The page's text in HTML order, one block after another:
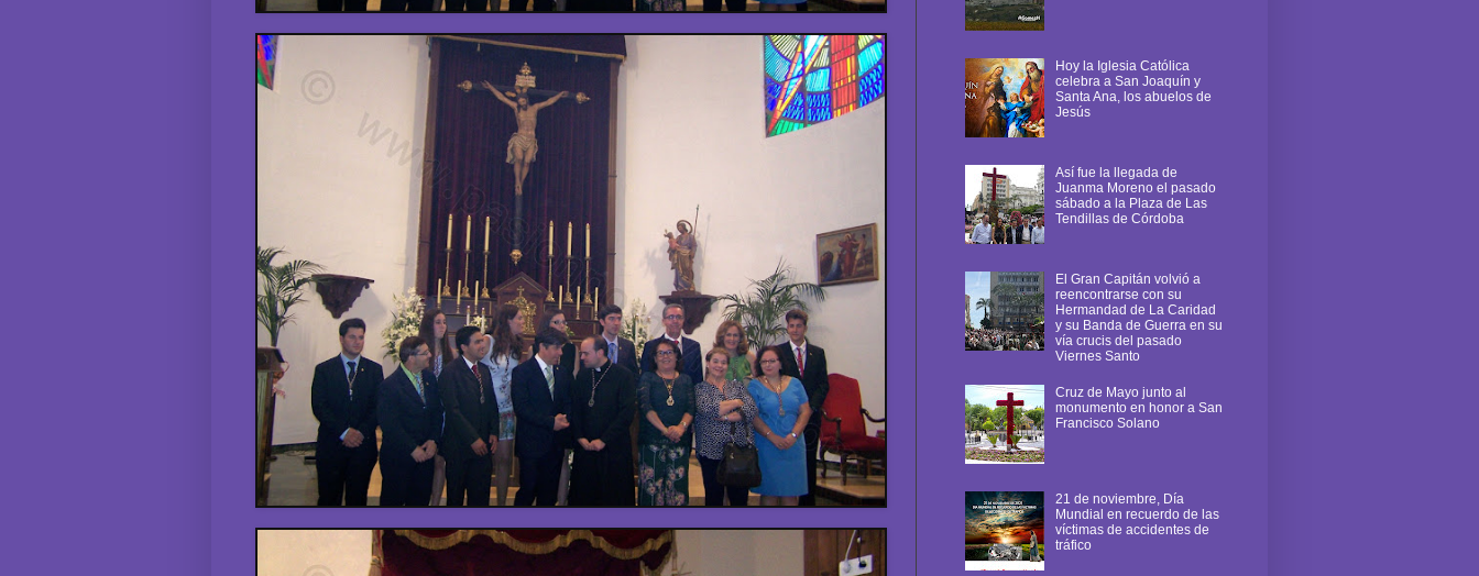
Hoy la Iglesia Católica
celebra a San Joaquín y
Santa Ana, los abuelos de
Jesús
Así fue la llegada de
Juanma Moreno el pasado
sábado a la Plaza de Las
Tendillas de Córdoba
El Gran Capitán volvió a
reencontrarse con su
Hermandad de La Caridad
y su Banda de Guerra en su
vía crucis del pasado
Viernes Santo
Cruz de Mayo junto al
monumento en honor a San
Francisco Solano
21 de noviembre, Día
Mundial en recuerdo de las
víctimas de accidentes de
tráfico